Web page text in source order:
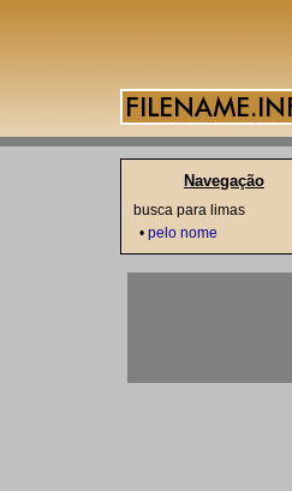
Navegação
busca para limas
• pelo nome